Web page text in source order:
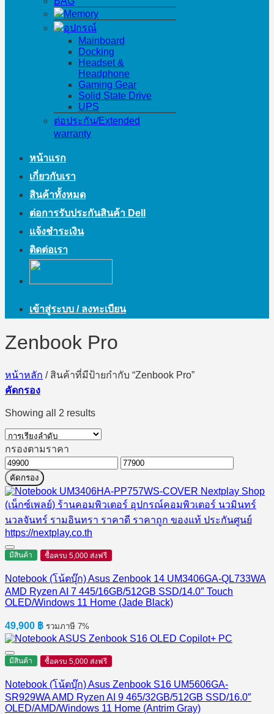
Memory
อุปกรณ์
Mainboard
Docking
Headset &
Headphone
Gaming Gear
Solid State Drive
UPS
ต่อประกัน/Extended
warranty
หน้าแรก
เกี่ยวกับเรา
สินค้าทั้งหมด
ต่อการรับประกันสินค้า Dell
แจ้งชำระเงิน
ติดต่อเรา
เข้าสู่ระบบ / ลงทะเบียน
Zenbook Pro
หน้าหลัก /สินค้าที่มีป้ายกำกับ “Zenbook Pro”
คัดกรอง
Showing all 2 results
กรองตามราคา
ราคา
ต่ำ
สุด
ราคา
คัดกรอง
มีสินค้า ซื้อครบ 5,000 ส่งฟรี
Notebook (โน้ตบุ๊ก) Asus Zenbook 14 UM3406GA-QL733WA
AMD Ryzen AI 7 445/16GB/512GB SSD/14.0″ Touch
OLED/Windows 11 Home (Jade Black)
49,900 ฿ รวมภาษี 7%
มีสินค้า ซื้อครบ 5,000 ส่งฟรี
Notebook (โน้ตบุ๊ก) Asus Zenbook S16 UM5606GA-
SR929WA AMD Ryzen AI 9 465/32GB/512GB SSD/16.0″
OLED/AMD/Windows 11 Home (Antrim Gray)